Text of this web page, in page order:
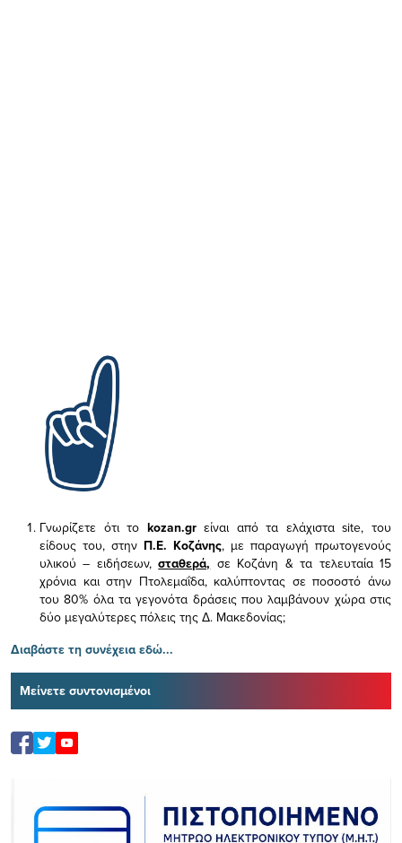
Γνωρίζετε ότι το kozan.gr είναι από τα ελάχισταsite, του
είδους του, στην Π.Ε. Κοζάνης, με παραγωγή πρωτογενούς
υλικού – ειδήσεων,σταθερά, σε Κοζάνη & τα τελευταία 15
χρόνια και στην Πτολεμαΐδα, καλύπτοντας σε ποσοστό άνω
του 80% όλα τα γεγονότα δράσεις που λαμβάνουν χώρα στις
δύο μεγαλύτερες πόλεις της Δ. Μακεδονίας;
Διαβάστε τη συνέχεια εδώ...
Μείνετε συντονισμένοι